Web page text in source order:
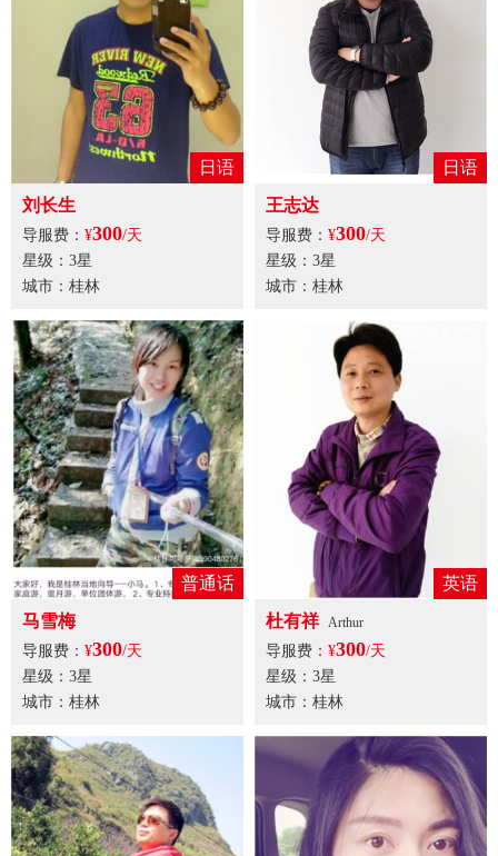
日语
刘长生
导服费： ¥300/天
星级：3星
城市：桂林
日语
王志达
导服费： ¥300/天
星级：3星
城市：桂林
普通话
马雪梅
导服费： ¥300/天
星级：3星
城市：桂林
英语
杜有祥
Arthur
导服费： ¥300/天
星级：3星
城市：桂林